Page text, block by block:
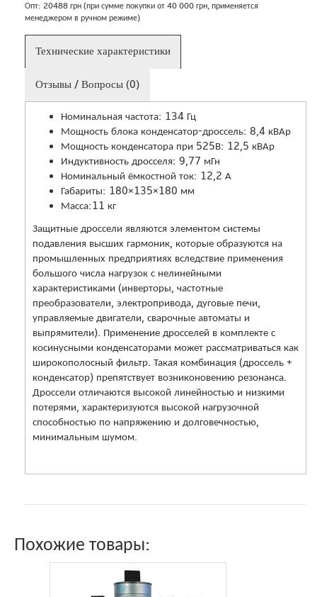
Опт: 20488 грн (при сумме покупки от 40 000 грн, применяется
менеджером в ручном режиме)
Технические характеристики
Отзывы / Вопросы (0)
Номинальная частота: 134 Гц
Мощность блока конденсатор-дроссель: 8,4 кВАр
Мощность конденсатора при 525В: 12,5 кВАр
Индуктивность дросселя: 9,77 мГн
Номинальный ёмкостной ток: 12,2 А
Габариты: 180×135×180 мм
Масса:11 кг
Защитные дроссели являются элементом системы
подавления высших гармоник, которые образуются на
промышленных предприятиях вследствие применения
большого числа нагрузок с нелинейными
характеристиками (инверторы, частотные
преобразователи, электропривода, дуговые печи,
управляемые двигатели, сварочные автоматы и
выпрямители). Применение дросселей в комплекте с
косинусными конденсаторами может рассматриваться как
широкополосный фильтр. Такая комбинация (дроссель +
конденсатор) препятствует возниконовению резонанса.
Дроссели отличаются высокой линейностью и низкими
потерями, характеризуются высокой нагрузочной
способностью по напряжению и долговечностью,
минимальным шумом.
Похожие товары: